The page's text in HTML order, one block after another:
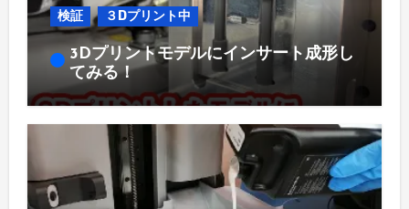
検証 ３Dプリント中
3Dプリントモデルにインサート成形し
てみる！